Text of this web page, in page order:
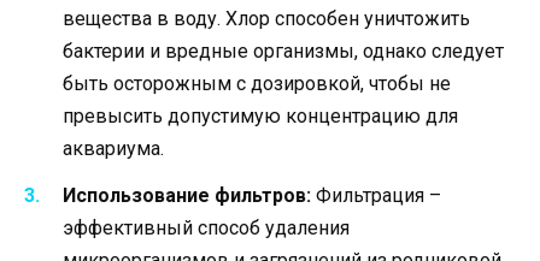
вещества в воду. Хлор способен уничтожить
бактерии и вредные организмы, однако следует
быть осторожным с дозировкой, чтобы не
превысить допустимую концентрацию для
аквариума.
Использование фильтров: Фильтрация –
эффективный способ удаления